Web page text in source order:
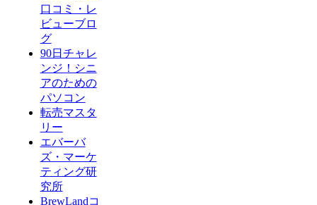
口コミ・レ
ビューブロ
グ
90日チャレ
ンジ！シニ
アのための
パソコン
転売マスタ
リー
エバーバ
ズ・マーケ
ティング研
究所
BrewLandコ